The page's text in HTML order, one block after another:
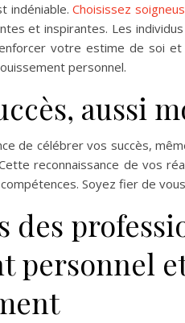
indéniable.Choisissez
et inspirantes. Les
votre estime de soi et
personnel.
aussi
de célébrer vos succès,
reconnaissance de vos
Soyez fier de
des
personnel